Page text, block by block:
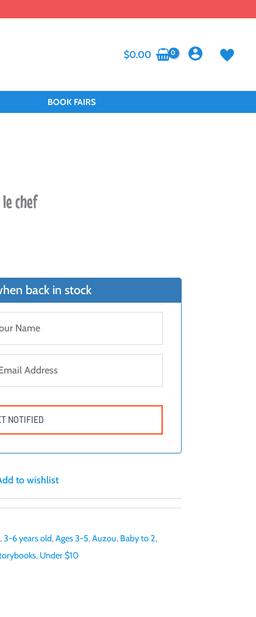
$0.00
BOOK FAIRS
chef
back in stock
to wishlist
,3-6 years old,Ages 3-5,Auzou, Baby to 2,
, Under $10